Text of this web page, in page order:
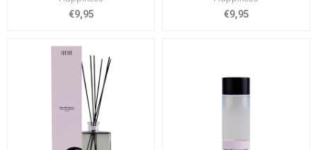
€9,95 €9,95